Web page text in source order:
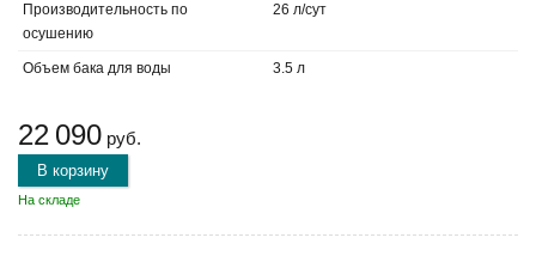
Производительность по
осушению
26 л/сут
Объем бака для воды 3.5 л
22 090 руб.
В корзину
На складе